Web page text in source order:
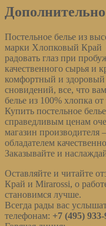
Дополнительно
Постельное белье из
марки Хлопковый Край
радовать глаз при
качественного сырья и
комфортный и здоровый
сновидений, все, что
белье из 100% хлопка
Купить постельное
справедливым ценам
магазин
обладателем
Заказывайте и
Оставляйте и читайте
Край и Mirarossi, о
становимся лучше.
Всегда рады вас
телефонам: +7 (495)